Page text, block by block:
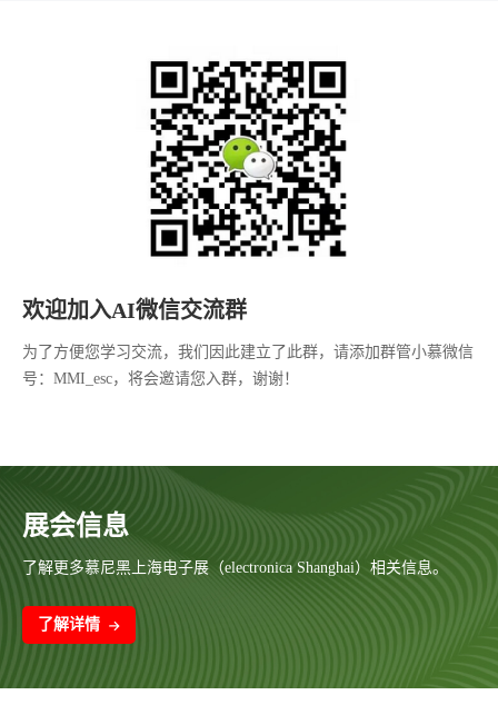
欢迎加入AI微信交流群
为了方便您学习交流，我们因此建立了此群，请添加群管小慕微信
号：MMI_esc，将会邀请您入群，谢谢！
展会信息
了解更多慕尼黑上海电子展（electronica Shanghai）相关信息。
了解详情